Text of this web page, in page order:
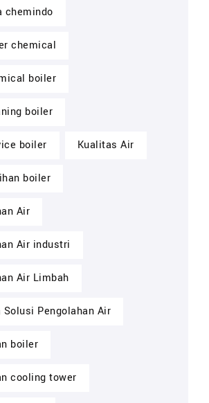
chemindo
chemical
boiler
boiler
boiler Kualitas Air
boiler
Air
Air industri
Air Limbah
Solusi Pengolahan Air
boiler
cooling tower